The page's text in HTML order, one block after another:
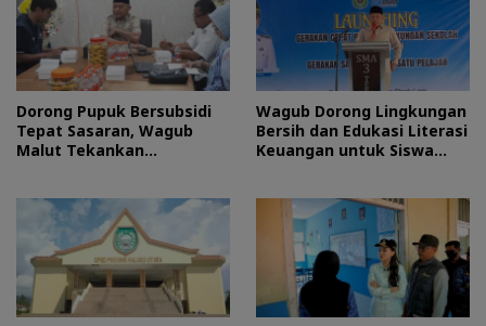
Dorong Pupuk Bersubsidi
Tepat Sasaran, Wagub
Malut Tekankan
Wagub Dorong Lingkungan
Bersih dan Edukasi Literasi
Keuangan untuk Siswa